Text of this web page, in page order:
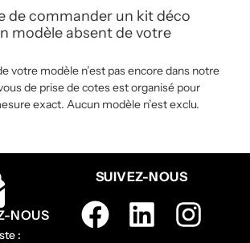
de commander un kit déco
modèle absent de votre
votre modèle n’est pas encore dans notre
de prise de cotes est organisé pour
exact. Aucun modèle n’est exclu.
NOUS
:
SUIVEZ-NOUS